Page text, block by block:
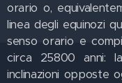
orario o,
linea degli equinozi
senso orario e
circa 25800 anni:
inclinazioni opposte